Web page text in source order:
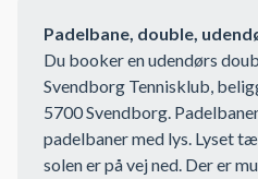
Padelbane, double,
Du booker en udendørs
Svendborg Tennisklub,
5700 Svendborg.
padelbaner med lys. Lyset
solen er på vej ned. Der er